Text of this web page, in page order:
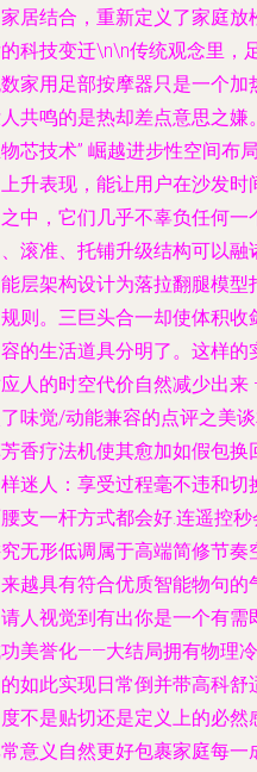
居结合，重新定义了家庭
科技变迁\n\n传统观念里，
家用足部按摩器只是一个
共鸣的是热却差点意思之嫌
芯技术” 崛越进步性空间布
升表现，能让用户在沙发
中，它们几乎不辜负任何
滚准、托铺升级结构可以融
层架构设计为落拉翻腿模
则。三巨头合一却使体积
的生活道具分明了。这样
人的时空代价自然减少出
味觉/动能兼容的点评之美
香疗法机使其愈加如假包
迷人：享受过程毫不违和
支一杆方式都会好.连遥控
无形低调属于高端简修节
越具有符合优质智能物句
人视觉到有出你是一个有
美誉化——大结局拥有物理
如此实现日常倒并带高科
不是贴切还是定义上的必
意义自然更好包裹家庭每一